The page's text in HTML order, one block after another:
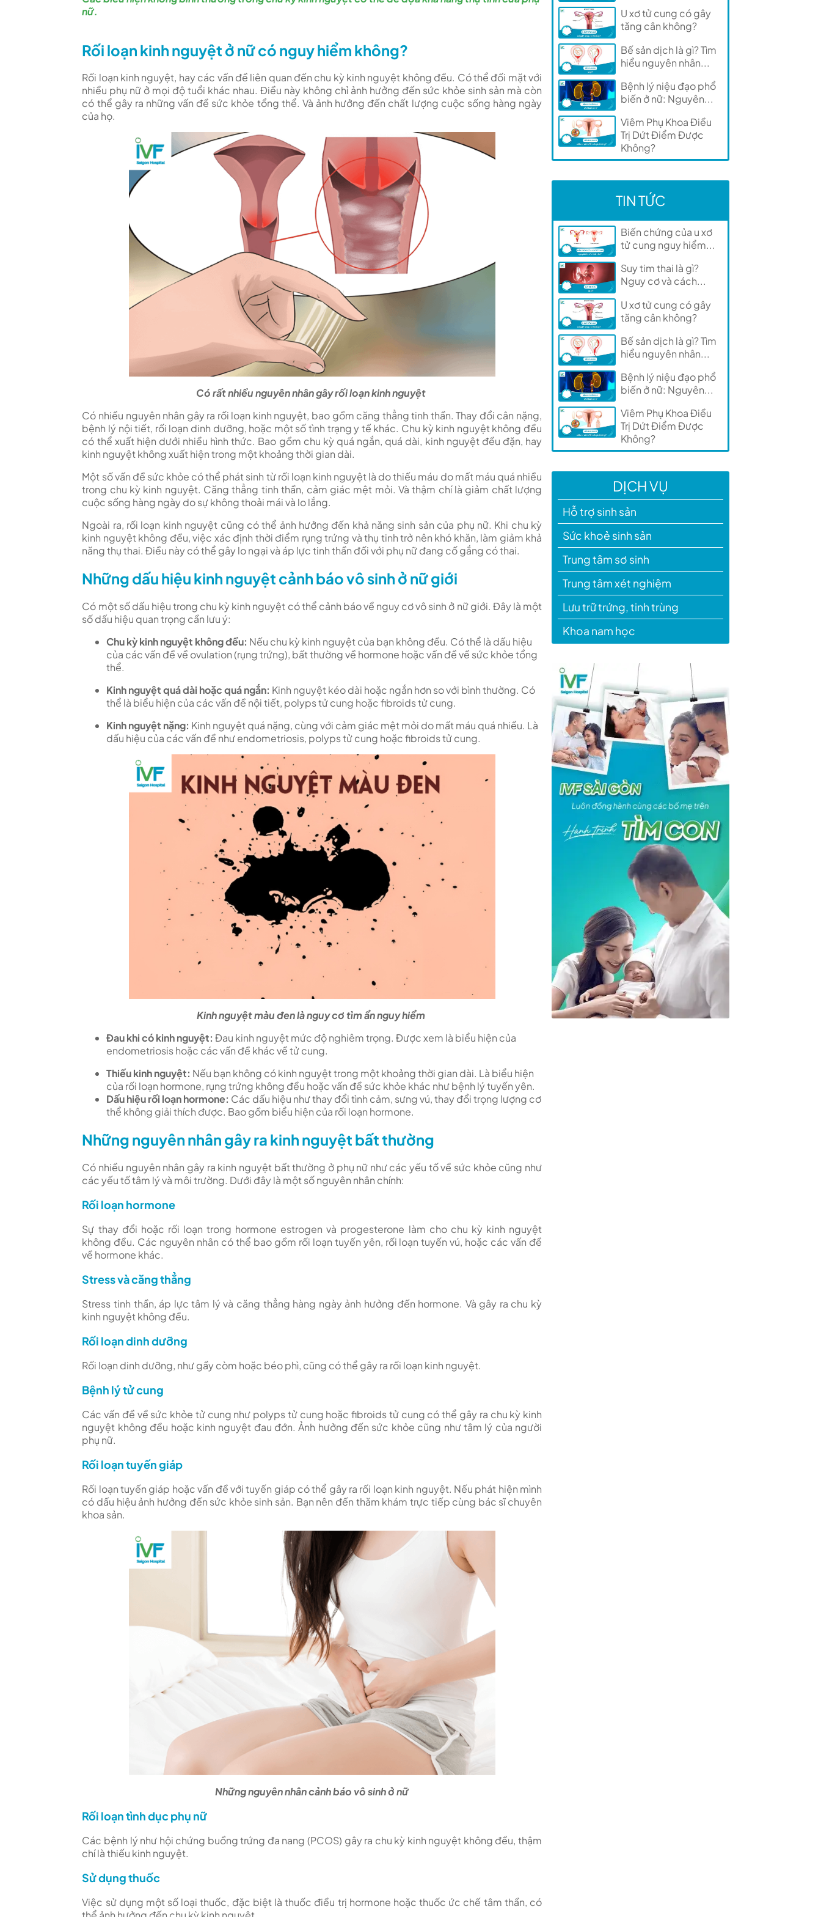
Khoa nam học
Thương hiệu
nữ.
Rối loạn kinh nguyệt ở nữ có nguy hiểm không?
Rối loạn kinh nguyệt, hay các vấn đề liên quan đến chu kỳ kinh nguyệt không đều. Có thể đối mặt với
nhiều phụ nữ ở mọi độ tuổi khác nhau. Điều này không chỉ ảnh hưởng đến sức khỏe sinh sản mà còn
có thể gây ra những vấn đề sức khỏe tổng thể. Và ảnh hưởng đến chất lượng cuộc sống hàng ngày
của họ.
Có rất nhiều nguyên nhân gây rối loạn kinh nguyệt
Có nhiều nguyên nhân gây ra rối loạn kinh nguyệt, bao gồm căng thẳng tinh thần. Thay đổi cân nặng,
bệnh lý nội tiết, rối loạn dinh dưỡng, hoặc một số tình trạng y tế khác. Chu kỳ kinh nguyệt không đều
có thể xuất hiện dưới nhiều hình thức. Bao gồm chu kỳ quá ngắn, quá dài, kinh nguyệt đều đặn, hay
kinh nguyệt không xuất hiện trong một khoảng thời gian dài.
Một số vấn đề sức khỏe có thể phát sinh từ rối loạn kinh nguyệt là do thiếu máu do mất máu quá nhiều
trong chu kỳ kinh nguyệt. Căng thẳng tinh thần, cảm giác mệt mỏi. Và thậm chí là giảm chất lượng
cuộc sống hàng ngày do sự không thoải mái và lo lắng.
Ngoài ra, rối loạn kinh nguyệt cũng có thể ảnh hưởng đến khả năng sinh sản của phụ nữ. Khi chu kỳ
kinh nguyệt không đều, việc xác định thời điểm rụng trứng và thụ tinh trở nên khó khăn, làm giảm khả
năng thụ thai. Điều này có thể gây lo ngại và áp lực tinh thần đối với phụ nữ đang cố gắng có thai.
Những dấu hiệu kinh nguyệt cảnh báo vô sinh ở nữ giới
Có một số dấu hiệu trong chu kỳ kinh nguyệt có thể cảnh báo về nguy cơ vô sinh ở nữ giới. Đây là một
số dấu hiệu quan trọng cần lưu ý:
Chu kỳ kinh nguyệt không đều: Nếu chu kỳ kinh nguyệt của bạn không đều. Có thể là dấu hiệu
của các vấn đề về ovulation (rụng trứng), bất thường về hormone hoặc vấn đề về sức khỏe tổng
thể.
Kinh nguyệt quá dài hoặc quá ngắn: Kinh nguyệt kéo dài hoặc ngắn hơn so với bình thường. Có
thể là biểu hiện của các vấn đề nội tiết, polyps tử cung hoặc fibroids tử cung.
Kinh nguyệt nặng: Kinh nguyệt quá nặng, cùng với cảm giác mệt mỏi do mất máu quá nhiều. Là
dấu hiệu của các vấn đề như endometriosis, polyps tử cung hoặc fibroids tử cung.
Kinh nguyệt màu đen là nguy cơ tìm ẩn nguy hiểm
Đau khi có kinh nguyệt:Đau kinh nguyệt mức độ nghiêm trọng. Được xem là biểu hiện của
endometriosis hoặc các vấn đề khác về tử cung.
Thiếu kinh nguyệt: Nếu bạn không có kinh nguyệt trong một khoảng thời gian dài. Là biểu hiện
của rối loạn hormone, rụng trứng không đều hoặc vấn đề sức khỏe khác như bệnh lý tuyến yên.
Dấu hiệu rối loạn hormone: Các dấu hiệu như thay đổi tình cảm, sưng vú, thay đổi trọng lượng cơ
thể không giải thích được. Bao gồm biểu hiện của rối loạn hormone.
Những nguyên nhân gây ra kinh nguyệt bất thường
Có nhiều nguyên nhân gây ra kinh nguyệt bất thường ở phụ nữ như các yếu tố về sức khỏe cũng như
các yếu tố tâm lý và môi trường. Dưới đây là một số nguyên nhân chính:
Rối loạn hormone
Sự thay đổi hoặc rối loạn trong hormone estrogen và progesterone làm cho chu kỳ kinh nguyệt
không đều. Các nguyên nhân có thể bao gồm rối loạn tuyến yên, rối loạn tuyến vú, hoặc các vấn đề
về hormone khác.
Stress và căng thẳng
Stress tinh thần, áp lực tâm lý và căng thẳng hàng ngày ảnh hưởng đến hormone. Và gây ra chu kỳ
kinh nguyệt không đều.
Rối loạn dinh dưỡng
Rối loạn dinh dưỡng, như gầy còm hoặc béo phì, cũng có thể gây ra rối loạn kinh nguyệt.
Bệnh lý tử cung
Các vấn đề về sức khỏe tử cung như polyps tử cung hoặc fibroids tử cung có thể gây ra chu kỳ kinh
nguyệt không đều hoặc kinh nguyệt đau đớn. Ảnh hưởng đến sức khỏe cũng như tâm lý của người
phụ nữ.
Rối loạn tuyến giáp
Rối loạn tuyến giáp hoặc vấn đề với tuyến giáp có thể gây ra rối loạn kinh nguyệt. Nếu phát hiện mình
có dấu hiệu ảnh hưởng đến sức khỏe sinh sản. Bạn nên đến thăm khám trực tiếp cùng bác sĩ chuyên
khoa sản.
Những nguyên nhân cảnh báo vô sinh ở nữ
Rối loạn tình dục phụ nữ
Các bệnh lý như hội chứng buồng trứng đa nang (PCOS) gây ra chu kỳ kinh nguyệt không đều, thậm
chí là thiếu kinh nguyệt.
Sử dụng thuốc
Việc sử dụng một số loại thuốc, đặc biệt là thuốc điều trị hormone hoặc thuốc ức chế tâm thần, có
U xơ tử cung có gây
tăng cân không?
Bế sản dịch là gì? Tìm
hiểu nguyên nhân...
Bệnh lý niệu đạo phổ
biến ở nữ: Nguyên...
Viêm Phụ Khoa Điều
Trị Dứt Điểm Được
Không?
TIN TỨC
Biến chứng của u xơ
tử cung nguy hiểm...
Suy tim thai là gì?
Nguy cơ và cách...
U xơ tử cung có gây
tăng cân không?
Bế sản dịch là gì? Tìm
hiểu nguyên nhân...
Bệnh lý niệu đạo phổ
biến ở nữ: Nguyên...
Viêm Phụ Khoa Điều
Trị Dứt Điểm Được
Không?
DỊCH VỤ
Hỗ trợ sinh sản
Sức khoẻ sinh sản
Trung tâm sơ sinh
Trung tâm xét nghiệm
Lưu trữ trứng, tinh trùng
Khoa nam học